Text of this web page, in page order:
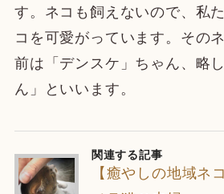
す。ネコも飼えないので、私
コを可愛がっています。その
前は「デンスケ」ちゃん、略
ん」といいます。
関連する記事
【癒やしの地域ネ